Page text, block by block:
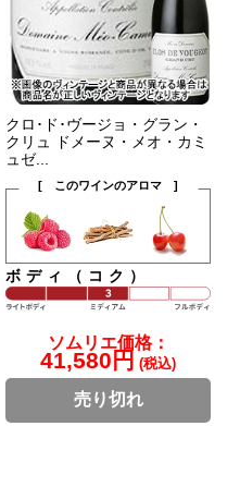
クロ･ド･ヴージョ・グラン・
クリュ ドメーヌ・メオ・カミ
ュゼ...
[ このワインのアロマ ]
ボディ（コク）
ソムリエ価格：
41,580円 (税込)
売り切れ